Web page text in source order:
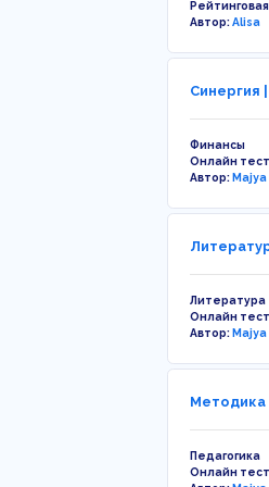
Автор:Alisa
Синергия
Финансы
Онлайн
Автор:Majya
Литература
Онлайн
Автор:Majya
Методика
Педагогика
Онлайн